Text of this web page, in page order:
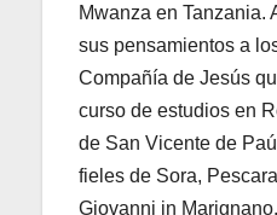
Mwanza en Tanzania.
sus pensamientos a
Compañía de Jesús
curso de estudios en
de San Vicente de
fieles de Sora,
Giovanni in